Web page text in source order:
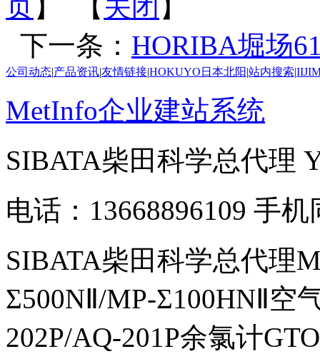
页】 【 关闭 】
下一条： HORIBA堀场
公司动态 产品资讯友情链接HOKUYO日本北阳 站内搜索
MetInfo企业建站系统
SIBATA柴田科学总代理
电话：13668896109 手机
SIBATA柴田科学总代理
Σ500NⅡ/MP-Σ100HNⅡ空
202P/AQ-201P余氯计